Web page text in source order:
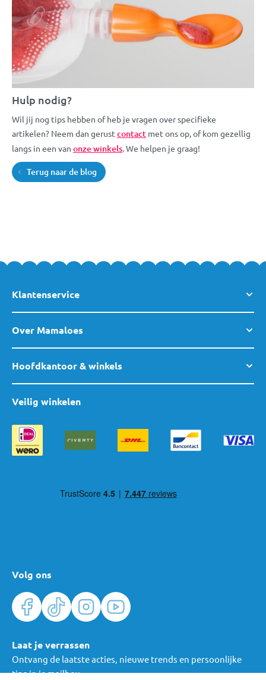
Hulp nodig?
Wil jij nog tips hebben of heb je vragen over specifieke
artikelen? Neem dan gerust contact met ons op, of kom gezellig
langs in een van onze winkels. We helpen je graag!
Terug naar de blog
Klantenservice
Over Mamaloes
Hoofdkantoor & winkels
Volg ons
Veilig winkelen
Laat je verrassen
Ontvang de laatste acties, nieuwe trends en persoonlijke
tips in je mailbox.